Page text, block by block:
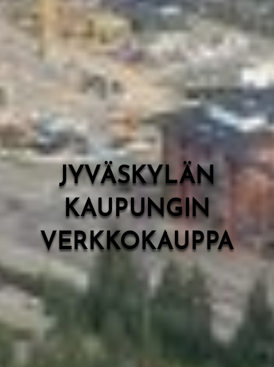
English
JYVÄSKYLÄN
KAUPUNGIN
VERKKOKAUPPA